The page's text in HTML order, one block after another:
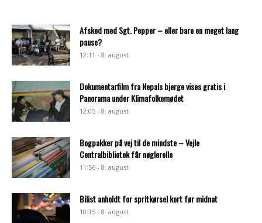
Afsked med Sgt. Pepper – eller bare en meget lang
pause?
12:11 - 8. august
Dokumentarfilm fra Nepals bjerge vises gratis i
Panorama under Klimafolkemødet
12:05 - 8. august
Bogpakker på vej til de mindste – Vejle
Centralbibliotek får nøglerolle
11:56 - 8. august
Bilist anholdt for spritkørsel kort før midnat
10:15 - 8. august